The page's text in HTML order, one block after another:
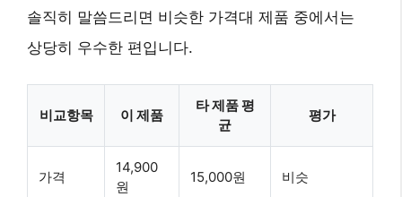
솔직히 말씀드리면 비슷한 가격대 제품 중에서는
상당히 우수한 편입니다.
비교항목 이 제품
타 제품 평
균
평가
가격
14,900
원
15,000원 비슷